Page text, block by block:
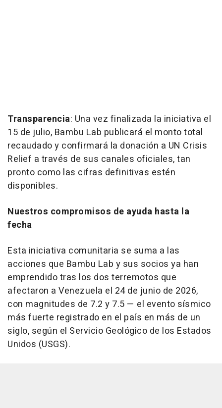
Transparencia: Una vez finalizada la iniciativa el
15 de julio, Bambu Lab publicará el monto total
recaudado y confirmará la donación a UN Crisis
Relief a través de sus canales oficiales, tan
pronto como las cifras definitivas estén
disponibles.
Nuestros compromisos de ayuda hasta la
fecha
Esta iniciativa comunitaria se suma a las
acciones que Bambu Lab y sus socios ya han
emprendido tras los dos terremotos que
afectaron a Venezuela el 24 de junio de 2026,
con magnitudes de 7.2 y 7.5 — el evento sísmico
más fuerte registrado en el país en más de un
siglo, según el Servicio Geológico de los Estados
Unidos (USGS).